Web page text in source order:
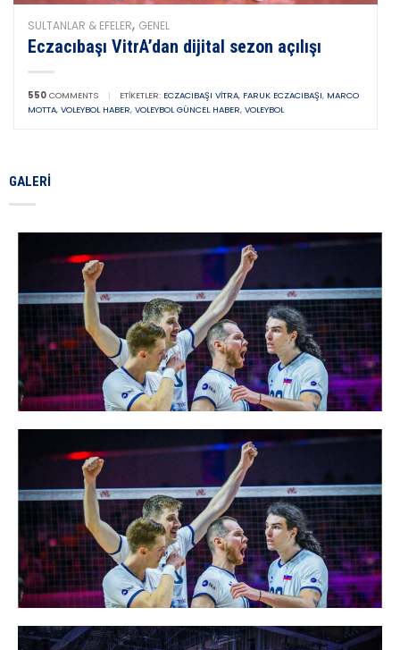
SULTANLAR & EFELER, GENEL
Eczacıbaşı VitrA’dan dijital sezon açılışı
550 COMMENTS | ETIKETLER: ECZACIBAŞI VITRA, FARUK ECZACIBAŞI, MARCO
MOTTA, VOLEYBOL HABER, VOLEYBOL GÜNCEL HABER, VOLEYBOL
GALERI